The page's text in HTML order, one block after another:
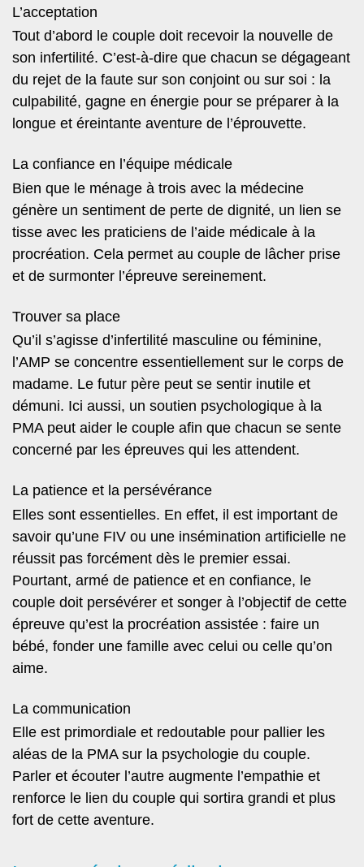
L’acceptation
Tout d’abord le couple doit recevoir la nouvelle de
son infertilité. C’est-à-dire que chacun se dégageant
du rejet de la faute sur son conjoint ou sur soi : la
culpabilité, gagne en énergie pour se préparer à la
longue et éreintante aventure de l’éprouvette.
La confiance en l’équipe médicale
Bien que le ménage à trois avec la médecine
génère un sentiment de perte de dignité, un lien se
tisse avec les praticiens de l’aide médicale à la
procréation. Cela permet au couple de lâcher prise
et de surmonter l’épreuve sereinement.
Trouver sa place
Qu’il s’agisse d’infertilité masculine ou féminine,
l’AMP se concentre essentiellement sur le corps de
madame. Le futur père peut se sentir inutile et
démuni. Ici aussi, un soutien psychologique à la
PMA peut aider le couple afin que chacun se sente
concerné par les épreuves qui les attendent.
La patience et la persévérance
Elles sont essentielles. En effet, il est important de
savoir qu’une FIV ou une insémination artificielle ne
réussit pas forcément dès le premier essai.
Pourtant, armé de patience et en confiance, le
couple doit persévérer et songer à l’objectif de cette
épreuve qu’est la procréation assistée : faire un
bébé, fonder une famille avec celui ou celle qu’on
aime.
La communication
Elle est primordiale et redoutable pour pallier les
aléas de la PMA sur la psychologie du couple.
Parler et écouter l’autre augmente l’empathie et
renforce le lien du couple qui sortira grandi et plus
fort de cette aventure.